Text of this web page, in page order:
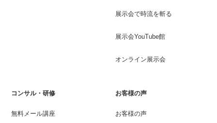
展示会で時流を斬る
展示会YouTube館
オンライン展示会
コンサル・研修
無料メール講座
お客様の声
お客様の声